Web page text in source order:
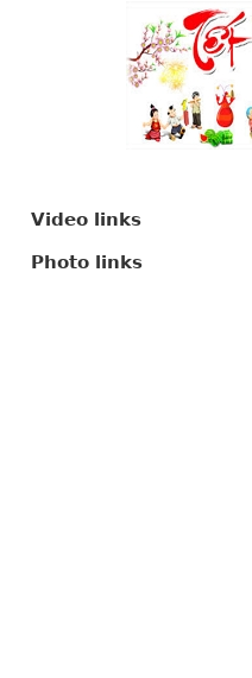
Video links
Photo links